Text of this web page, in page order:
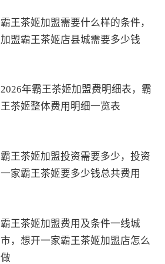
霸王茶姬加盟需要什么样的条件，
加盟霸王茶姬店县城需要多少钱
2026年霸王茶姬加盟费明细表，霸
王茶姬整体费用明细一览表
霸王茶姬加盟投资需要多少，投资
一家霸王茶姬要多少钱总共费用
霸王茶姬加盟费用及条件一线城
市，想开一家霸王茶姬加盟店怎么
做